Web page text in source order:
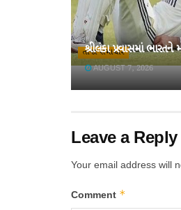
તાજા સમાચાર
શ્રીલંકા પ્રવાસમાં
AUGUST 7, 2026
Leave a Reply
Your email address will
Comment *